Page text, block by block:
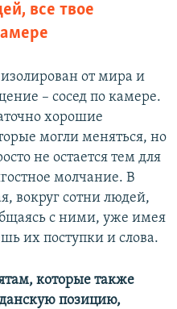
все твое
от мира и
– сосед по камере.
хорошие
могли меняться, но
не остается тем для
молчание. В
вокруг сотни людей,
с ними, уже имея
их поступки и слова.
которые также
позицию,